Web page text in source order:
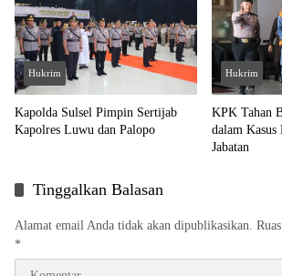
Hukrim
Kapolda Sulsel Pimpin Sertijab
Kapolres Luwu dan Palopo
Hukrim
KPK Tahan
dalam Kasus
Jabatan
Tinggalkan Balasan
Alamat email Anda tidak akan dipublikasikan.
*